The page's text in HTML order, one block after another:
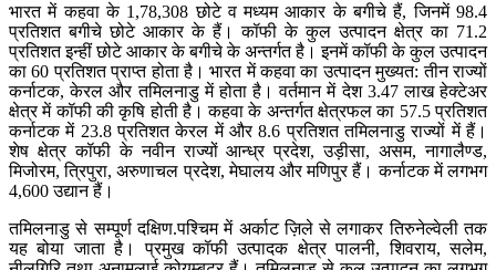
भारत में कहवा के 1,78,308 छोटे व मध्यम आकार के बगीचे हैं, जिनमें 98.4
प्रतिशत बगीचे छोटे आकार के हैं। कॉफी के कुल उत्पादन क्षेत्र का 71.2
प्रतिशत इन्हीं छोटे आकार के बगीचे के अन्तर्गत है। इनमें कॉफी के कुल उत्पादन
का 60 प्रतिशत प्राप्त होता है। भारत में कहवा का उत्पादन मुख्यत: तीन राज्यों
कर्नाटक, केरल और तमिलनाडु में होता है। वर्तमान में देश 3.47 लाख हेक्टेअर
क्षेत्र में कॉफी की कृषि होती है। कहवा के अन्तर्गत क्षेत्रफल का 57.5 प्रतिशत
कर्नाटक में 23.8 प्रतिशत केरल में और 8.6 प्रतिशत तमिलनाडु राज्यों में हैं।
शेष क्षेत्र कॉफी के नवीन राज्यों आन्ध्र प्रदेश, उड़ीसा, असम, नागालैण्ड,
मिजोरम, त्रिपुरा, अरुणाचल प्रदेश, मेघालय और मणिपुर हैं। कर्नाटक में लगभग
4,600 उद्यान हैं।
तमिलनाडु से सम्पूर्ण दक्षिण.पश्चिम में अर्काट ज़िले से लगाकर तिरुनेल्वेली तक
यह बोया जाता है। प्रमुख कॉफी उत्पादक क्षेत्र पालनी, शिवराय, सलेम,